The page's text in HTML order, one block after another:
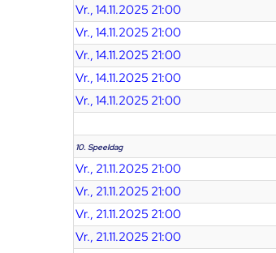
Vr., 14.11.2025 21:00
Vr., 14.11.2025 21:00
Vr., 14.11.2025 21:00
Vr., 14.11.2025 21:00
Vr., 14.11.2025 21:00
10. Speeldag
Vr., 21.11.2025 21:00
Vr., 21.11.2025 21:00
Vr., 21.11.2025 21:00
Vr., 21.11.2025 21:00